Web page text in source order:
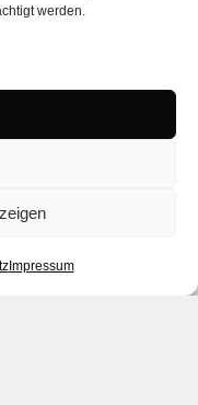
werden.
Impressum